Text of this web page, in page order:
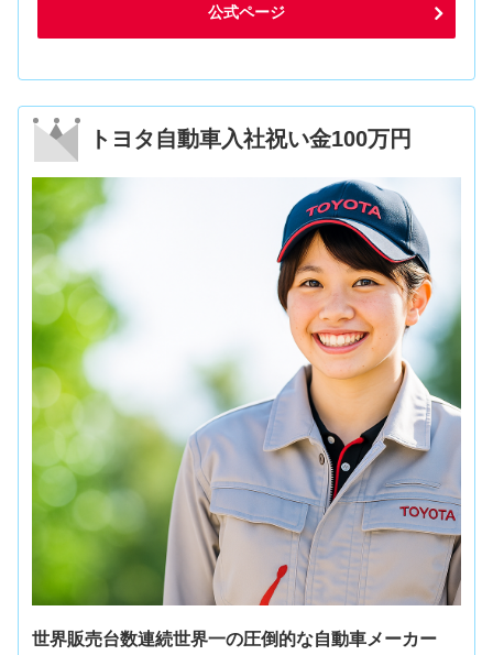
公式ページ
トヨタ自動車入社祝い金100万円
世界販売台数連続世界一の圧倒的な自動車メーカー